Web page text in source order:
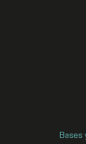
Bases